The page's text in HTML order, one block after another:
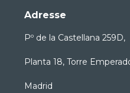
Adresse
Pº de la Castellana 259D,
Planta 18, Torre
Madrid